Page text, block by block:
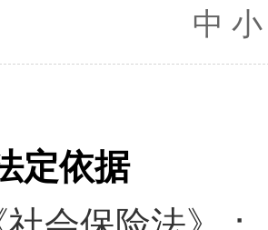
中 小
定依据